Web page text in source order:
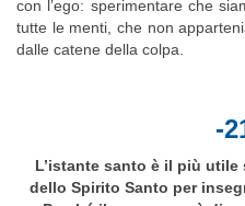
con l’ego: sperimentare che
tutte le menti, che non
dalle catene della colpa.
-
L’istante santo è il più
dello Spirito Santo per